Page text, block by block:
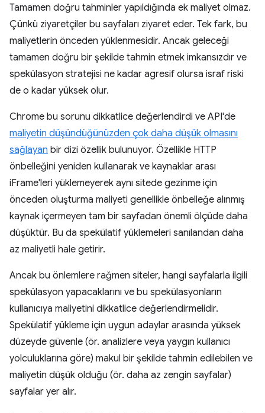
Tamamen doğru tahminler yapıldığında ek maliyet olmaz.
Çünkü ziyaretçiler bu sayfaları ziyaret eder. Tek fark, bu
maliyetlerin önceden yüklenmesidir. Ancak geleceği
tamamen doğru bir şekilde tahmin etmek imkansızdır ve
spekülasyon stratejisi ne kadar agresif olursa israf riski
de o kadar yüksek olur.
Chrome bu sorunu dikkatlice değerlendirdi ve API'de
maliyetin düşündüğünüzden çok daha düşük olmasını
sağlayan bir dizi özellik bulunuyor. Özellikle HTTP
önbelleğini yeniden kullanarak ve kaynaklar arası
iFrame'leri yüklemeyerek aynı sitede gezinme için
önceden oluşturma maliyeti genellikle önbelleğe alınmış
kaynak içermeyen tam bir sayfadan önemli ölçüde daha
düşüktür. Bu da spekülatif yüklemeleri sanılandan daha
az maliyetli hale getirir.
Ancak bu önlemlere rağmen siteler, hangi sayfalarla ilgili
spekülasyon yapacaklarını ve bu spekülasyonların
kullanıcıya maliyetini dikkatlice değerlendirmelidir.
Spekülatif yükleme için uygun adaylar arasında yüksek
düzeyde güvenle (ör. analizlere veya yaygın kullanıcı
yolculuklarına göre) makul bir şekilde tahmin edilebilen ve
maliyetin düşük olduğu (ör. daha az zengin sayfalar)
sayfalar yer alır.